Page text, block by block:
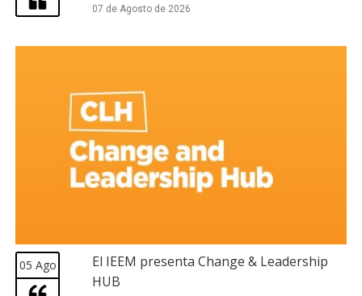
07 de Agosto de 2026
05 Ago
El IEEM presenta Change & Leadership
HUB